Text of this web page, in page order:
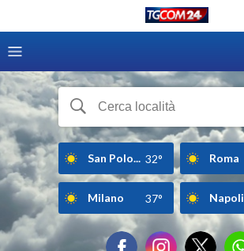
San Polo... 32° Roma
Milano 37° Napoli